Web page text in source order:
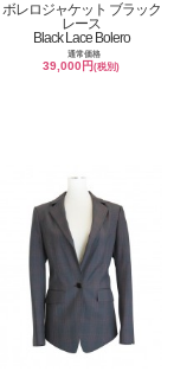
ボレロジャケット ブラック
レース
Black Lace Bolero
通常価格
39,000円(税別)